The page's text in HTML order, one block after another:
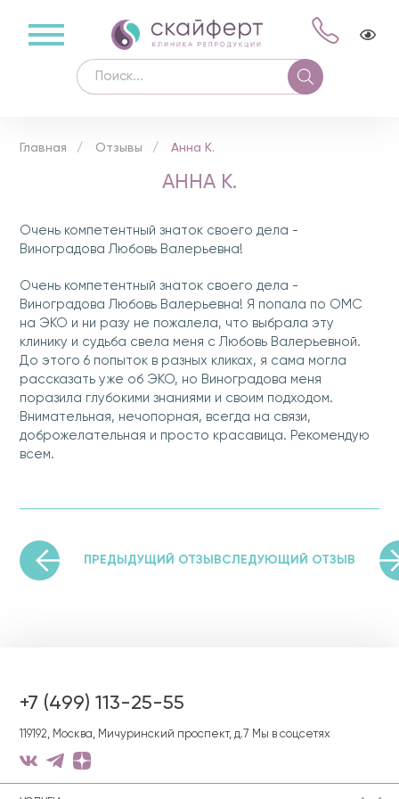
Главная Отзывы Анна К.
АННА К.
Очень компетентный знаток своего дела -
Виноградова Любовь Валерьевна!
Очень компетентный знаток своего дела -
Виноградова Любовь Валерьевна! Я попала по ОМС
на ЭКО и ни разу не пожалела, что выбрала эту
клинику и судьба свела меня с Любовь Валерьевной.
До этого 6 попыток в разных кликах, я сама могла
рассказать уже об ЭКО, но Виноградова меня
поразила глубокими знаниями и своим подходом.
Внимательная, нечопорная, всегда на связи,
доброжелательная и просто красавица. Рекомендую
всем.
ПРЕДЫДУЩИЙ ОТЗЫВСЛЕДУЮЩИЙ ОТЗЫВ
+7 (499) 113-25-55
119192, Москва, Мичуринский проспект, д.7 Мы в соцсетях